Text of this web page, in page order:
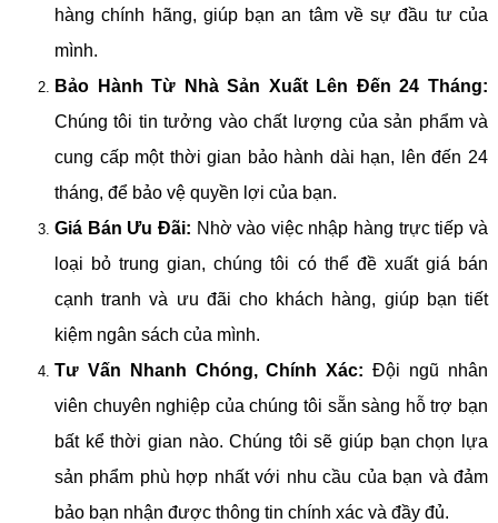
hàng chính hãng, giúp bạn an tâm về sự đầu tư của
mình.
Bảo Hành Từ Nhà Sản Xuất Lên Đến 24 Tháng:
Chúng tôi tin tưởng vào chất lượng của sản phẩm và
cung cấp một thời gian bảo hành dài hạn, lên đến 24
tháng, để bảo vệ quyền lợi của bạn.
Giá Bán Ưu Đãi: Nhờ vào việc nhập hàng trực tiếp và
loại bỏ trung gian, chúng tôi có thể đề xuất giá bán
cạnh tranh và ưu đãi cho khách hàng, giúp bạn tiết
kiệm ngân sách của mình.
Tư Vấn Nhanh Chóng, Chính Xác: Đội ngũ nhân
viên chuyên nghiệp của chúng tôi sẵn sàng hỗ trợ bạn
bất kể thời gian nào. Chúng tôi sẽ giúp bạn chọn lựa
sản phẩm phù hợp nhất với nhu cầu của bạn và đảm
bảo bạn nhận được thông tin chính xác và đầy đủ.